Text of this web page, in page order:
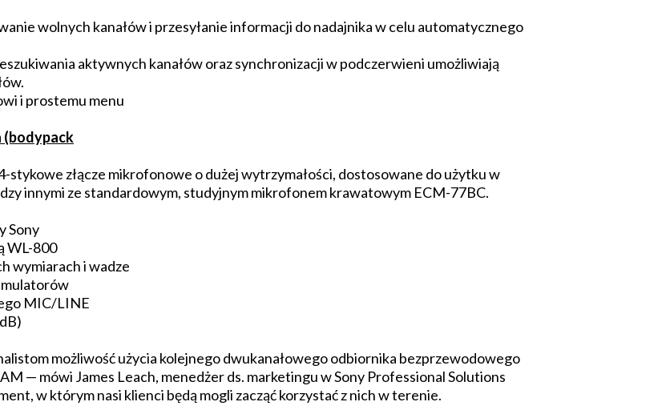
wolnych kanałów i przesyłanie informacji do nadajnika w celu automatycznego
aktywnych kanałów oraz synchronizacji w podczerwieni umożliwiają
i prostemu menu
(bodypack
stykowe złącze mikrofonowe o dużej wytrzymałości, dostosowane do użytku w
innymi ze standardowym, studyjnym mikrofonem krawatowym ECM-77BC.
Sony
WL-800
wymiarach i wadze
MIC/LINE
możliwość użycia kolejnego dwukanałowego odbiornika bezprzewodowego
— mówi James Leach, menedżer ds. marketingu w Sony Professional Solutions
w którym nasi klienci będą mogli zacząć korzystać z nich w terenie.